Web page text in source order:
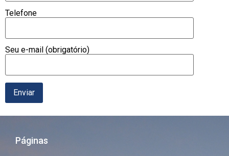
Telefone
Seu e-mail (obrigatório)
Páginas